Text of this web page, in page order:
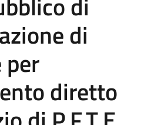
di
diretto